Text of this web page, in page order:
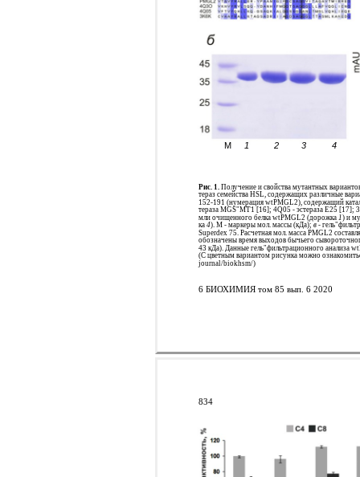
M 1 2 3 4
Рис. 1.
Получение и свойства мутантных
тераз семейства HSL, содержащих различные
152-191 (нумерация wtPMGL2), содержащий
тераза MGS"MT1 [16]; 4Q05 - эстераза Е25 [17];
мли очищенного белка wtPMGL2 (дорожка 1) и
ка4). М - маркеры мол. массы (кДа); в-
Superdex 75. Расчетная мол. масса PMGL2
обозначены время выходов бычьего
43 кДа). Данные гель"фильтрационного анализа
(С цветным вариантом рисунка можно
journal/biokhsm/)
6 БИОХИМИЯ том 85 вып. 6 2020
834